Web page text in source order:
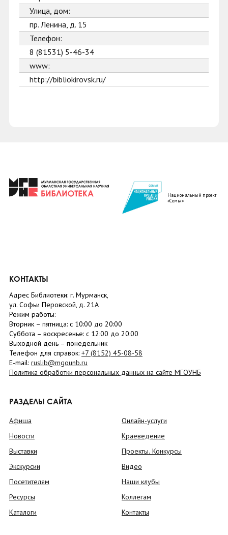
Улица, дом:
пр. Ленина, д. 15
Телефон:
8 (81531) 5-46-34
www:
http://bibliokirovsk.ru/
Национальный проект
«Семья»
КОНТАКТЫ
Адрес Библиотеки: г. Мурманск,
ул. Софьи Перовской, д. 21А
Режим работы:
Вторник – пятница: с 10:00 до 20:00
Суббота – воскресенье: c 12:00 до 20:00
Выходной день – понедельник
Телефон для справок: +7 (8152) 45-08-58
E-mail: ruslib@mgounb.ru
Политика обработки персональных данных на сайте МГОУНБ
РАЗДЕЛЫ САЙТА
Афиша
Новости
Выставки
Экскурсии
Посетителям
Ресурсы
Каталоги
Онлайн-услуги
Краеведение
Проекты. Конкурсы
Видео
Наши клубы
Коллегам
Контакты